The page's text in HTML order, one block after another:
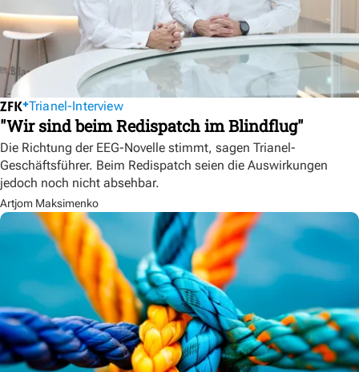
Trianel-Interview
"Wir sind beim Redispatch im Blindflug"
Die Richtung der EEG-Novelle stimmt, sagen Trianel-
Geschäftsführer. Beim Redispatch seien die Auswirkungen
jedoch noch nicht absehbar.
Artjom Maksimenko